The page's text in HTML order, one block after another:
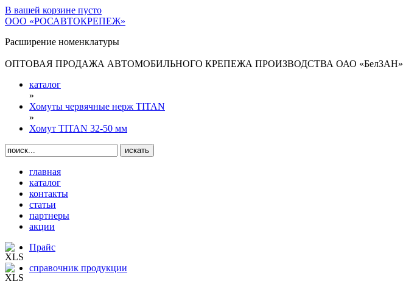
В вашей корзине пусто
ООО «РОСАВТОКРЕПЕЖ»
Расширение номенклатуры
ОПТОВАЯ ПРОДАЖА АВТОМОБИЛЬНОГО КРЕПЕЖА ПРОИЗВОДСТВА ОАО
каталог
»
Хомуты червячные нерж TITAN
»
Хомут TITAN 32-50 мм
главная
каталог
контакты
статьи
партнеры
акции
Прайс
справочник продукции